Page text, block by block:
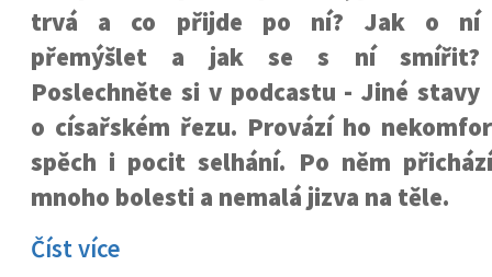
trvá a co přijde po ní? Jak o ní
přemýšlet a jak se s ní smířit?
Poslechněte si v podcastu - Jiné stavy
o císařském řezu. Provází ho
spěch i pocit selhání. Po něm
mnoho bolesti a nemalá jizva na těle.
Číst více